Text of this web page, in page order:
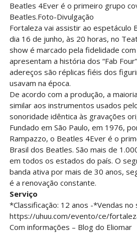
Beatles 4Ever é o primeiro grupo
Beatles.Foto-Divulgação
Fortaleza vai assistir ao espetáculo
dia 16 de junho, às 20 horas, no
show é marcado pela fidelidade
apresentam a história dos “Fab
adereços são réplicas fiéis dos
usavam na época.
De acordo com a produção, a
similar aos instrumentos usados
sonoridade idêntica às gravações
Fundado em São Paulo, em 1976,
Rampazzo, o Beatles 4Ever é o
Brasil dos Beatles. São mais de
em todos os estados do país. O
banda ativa por mais de 30 anos,
é a renovação constante.
Serviço
*Classificação: 12 anos -*Vendas no
https://uhuu.com/evento/ce/
Com informações – Blog do Eliomar